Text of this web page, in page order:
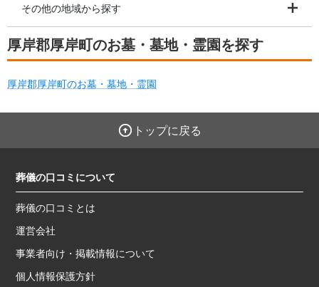
その他の地域から探す
厚岸郡厚岸町のお墓・墓地・霊園を探す
厚岸郡厚岸町のお墓・墓地・霊園
トップに戻る
葬儀の口コミについて
葬儀の口コミとは
運営会社
事業者向け・掲載情報について
個人情報保護方針